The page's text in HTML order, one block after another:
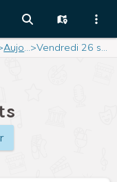
Aujourd'hui> Vendredi 26 septembre 2025